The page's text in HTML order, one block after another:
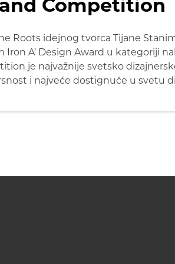
Competition
Roots idejnog tvorca Tijane
A’ Design Award u kategoriji
je najvažnije svetsko
i najveće dostignuće u svetu